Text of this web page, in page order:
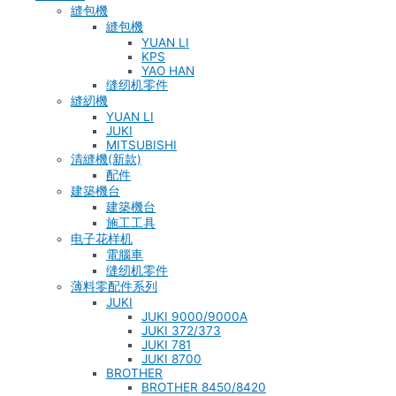
縫包機
縫包機
YUAN LI
KPS
YAO HAN
缝纫机零件
縫紉機
YUAN LI
JUKI
MITSUBISHI
清縫機(新款)
配件
建築機台
建築機台
施工工具
电子花样机
電腦車
缝纫机零件
薄料零配件系列
JUKI
JUKI 9000/9000A
JUKI 372/373
JUKI 781
JUKI 8700
BROTHER
BROTHER 8450/8420